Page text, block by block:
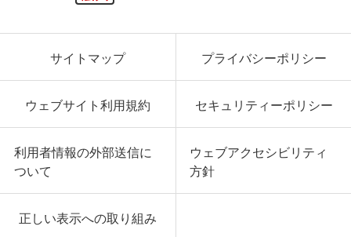
サイトマップ プライバシーポリシー
ウェブサイト利用規約 セキュリティーポリシー
利用者情報の外部送信に
ついて
ウェブアクセシビリティ
方針
正しい表示への取り組み